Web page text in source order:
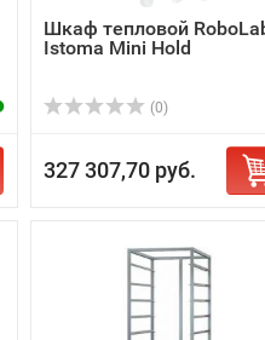
Шкаф тепловой
Istoma Mini Hold
(0)
327 307,70 руб.